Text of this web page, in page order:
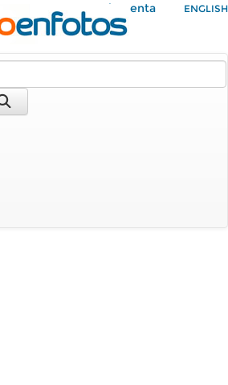
Mi Cuenta ENGLISH